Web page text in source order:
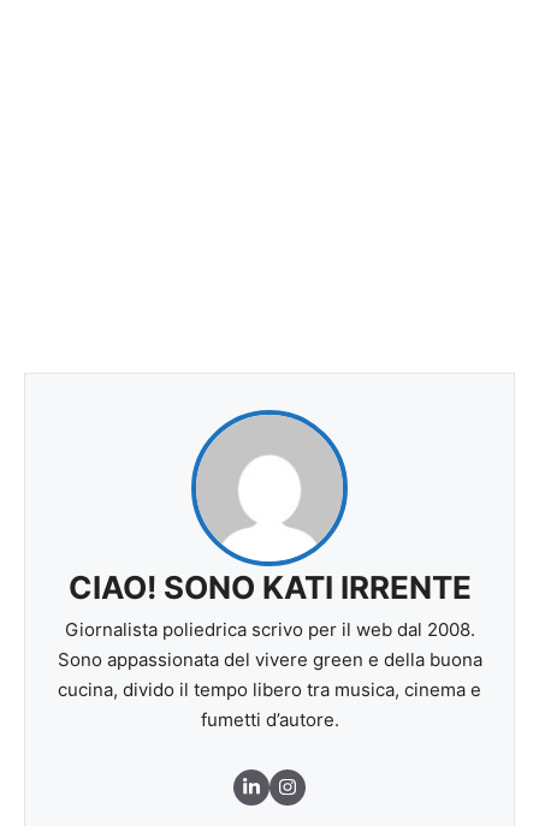
CIAO! SONO KATI IRRENTE
Giornalista poliedrica scrivo per il web dal 2008.
Sono appassionata del vivere green e della buona
cucina, divido il tempo libero tra musica, cinema e
fumetti d’autore.